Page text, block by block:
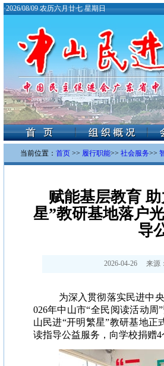
·2026/08/09 农历六月廿七 星期日
当前位置： 首页 >> 履行职能>> 社会服务>>
赋能基层教育
星”教研基地落户
导
2026-04-26 来源：
为深入贯彻落实民进中
026年中山市“全民阅读活动周
山民进“开明繁星”教研基地
读指导公益服务，向学校捐赠